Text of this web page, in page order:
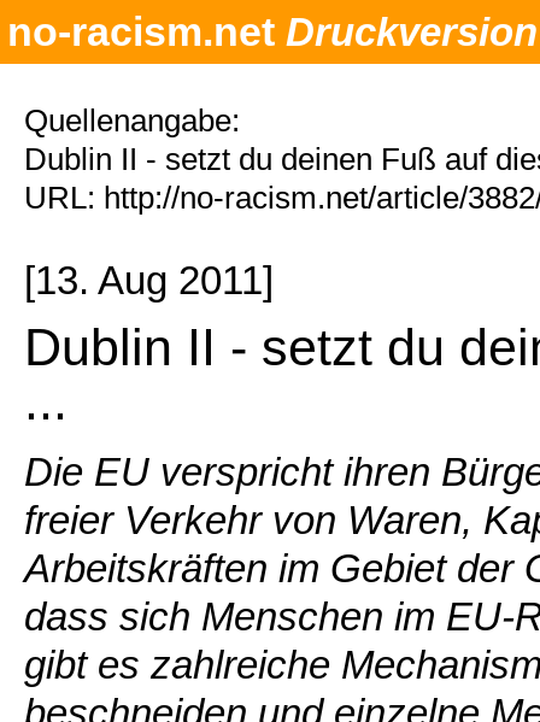
no-racism.net Druckversion
Quellenangabe:
Dublin II - setzt du deinen Fuß auf
URL: http://no-racism.net/article/
[13. Aug 2011]
Dublin II - setzt du
...
Die EU verspricht ihren
freier Verkehr von Waren,
Arbeitskräften im Gebiet der
dass sich Menschen im EU-
gibt es zahlreiche